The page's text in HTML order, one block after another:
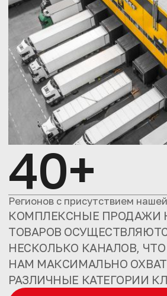
40+
Регионов с присутствием
КОМПЛЕКСНЫЕ ПРОДАЖИ
ТОВАРОВ
НЕСКОЛЬКО КАНАЛОВ,
НАМ МАКСИМАЛЬНО
РАЗЛИЧНЫЕ КАТЕГОРИИ